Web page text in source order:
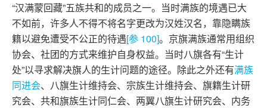
“汉满蒙回藏”五族共和的成员之一。当时满族的境遇已大
不如前，许多人不得不将名字更改为汉姓汉名，靠隐瞒族
籍以避免遭受不公正的待遇[参 100]。京旗满族通常用组织
协会、社团的方式来维护自身权益。当时八旗各有“生计
处”以寻求解决旗人的生计问题的途径。除此之外还有满族
同进会、八旗生计维持会、宗族生计维持会、旗籍生计研
究会、共和旗族生计同仁会、两翼八旗生计研究会、内务